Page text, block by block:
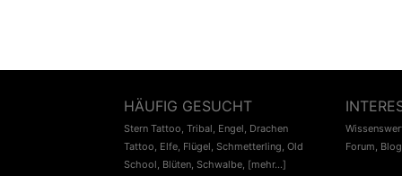
HÄUFIG GESUCHT
Stern Tattoo, Tribal, Engel, Drachen
Tattoo, Elfe, Flügel, Schmetterling, Old
School, Blüten, Schwalbe, [mehr...]
Forum, Blog